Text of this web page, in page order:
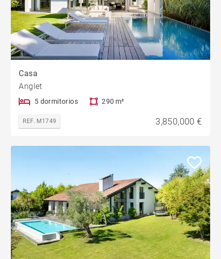
Casa
Anglet
5 dormitorios 290 m²
REF. M1749 3,850,000 €